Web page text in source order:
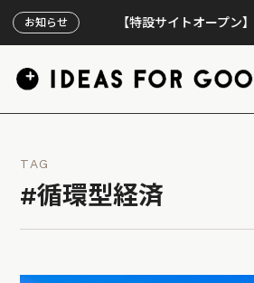
お知らせ【特設サイトオープン】映画『
TAG
#循環型経済